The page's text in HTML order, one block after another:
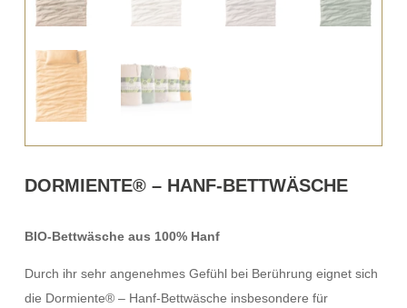
DORMIENTE® – HANF-BETTWÄSCHE
BIO-Bettwäsche aus 100% Hanf
Durch ihr sehr angenehmes Gefühl bei Berührung eignet sich
die Dormiente® – Hanf-Bettwäsche insbesondere für